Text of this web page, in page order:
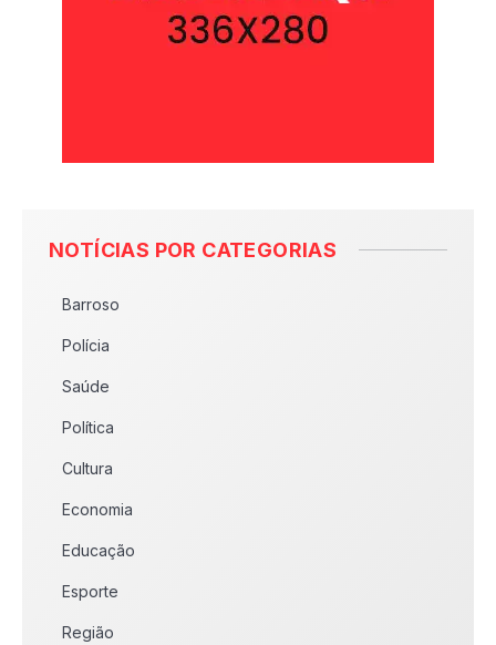
NOTÍCIAS POR CATEGORIAS
Barroso
Polícia
Saúde
Política
Cultura
Economia
Educação
Esporte
Região